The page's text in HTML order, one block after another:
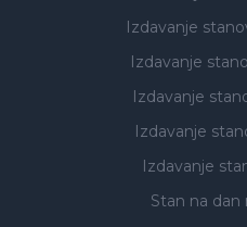
Izdavanje
Izdavanje
Izdavanje
Izdavanje
Izdavanje
Stan na dan